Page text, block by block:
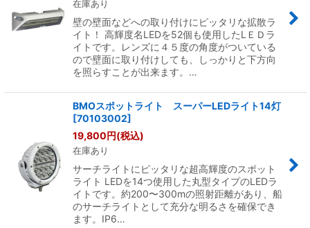
在庫あり
壁の壁面などへの取り付けにピッタリな拡散ラ
イト！ 高輝度名LEDを52個も使用したLＥＤラ
イトです。レンズに４５度の角度がついている
ので壁面に取り付けしても、しっかりと下方向
を照らすことが出来ます。…
BMOスポットライト スーパーLEDライト14灯
[70103002]
19,800円(税込)
在庫あり
サーチライトにピッタリな超高輝度のスポット
ライト LEDを14つ使用した丸型タイプのLEDラ
イトです。約200〜300mの照射距離があり、船
のサーチライトとして充分な明るさを確保でき
ます。IP6…